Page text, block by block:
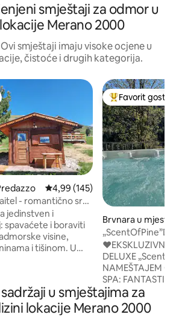
smještaji za odmor u
Merano 2000
smještaji imaju visoke ocjene u
čistoće i drugih kategorija.
prosječna ocjena 4,99 od 5,
4,99 (145)
- romantično srce
jedinstven i
spavaćete i boraviti
visine,
i tišinom. U
i grupu Pale di
je od mirisnog
Glavni favorit
Favorit gostiju
Brvnara u mjestu
te
Whrilpool&sauna
♥️EKSKLUZIVNI
DELUXE
NAMEŠTAJEM OD
SPA:
HIDROMASAŽNI
SAUNA +
DOLOMITE
u smještajima za
lokacije Merano 2000